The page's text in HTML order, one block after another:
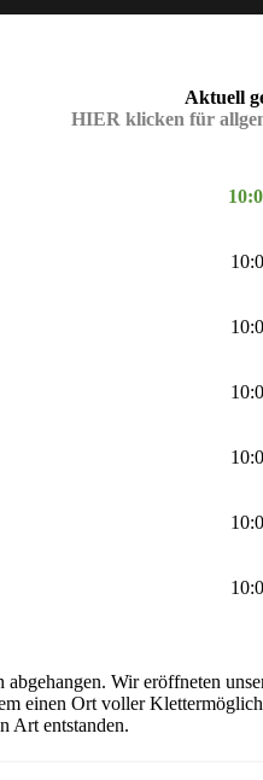
Aktuell
HIER klicken für
Wir eröffneten
einen Ort voller
Art entstanden.